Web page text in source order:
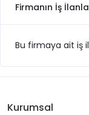
Firmanın İş
Bu firmaya ait iş
Kurumsal